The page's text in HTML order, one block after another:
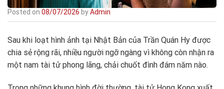
Posted on 08/07/2026 byAdmin
Sau khi loạt hình ảnh tại Nhật Bản của Trần Quán Hy được
chia sẻ rộng rãi, nhiều người ngỡ ngàng vì không còn nhận ra
một nam tài tử phong lãng, chải chuốt đình đám năm nào.